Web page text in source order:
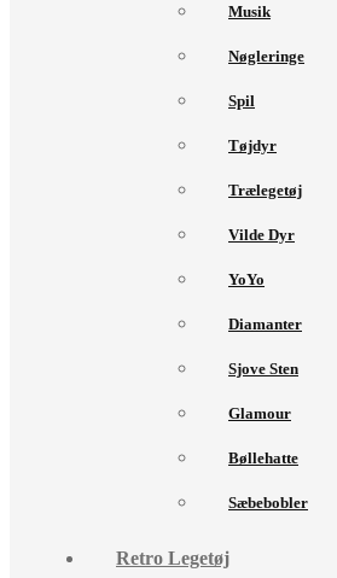
Musik
Nøgleringe
Spil
Tøjdyr
Trælegetøj
Vilde Dyr
YoYo
Diamanter
Sjove Sten
Glamour
Bøllehatte
Sæbebobler
Retro Legetøj